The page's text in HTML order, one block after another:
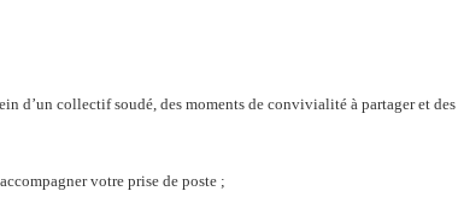
d’un collectif soudé, des moments de convivialité à partager et des
votre prise de poste ;